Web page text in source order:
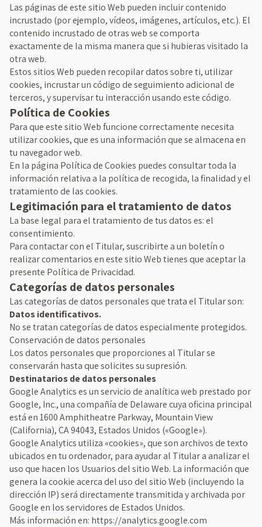
Las páginas de este sitio Web pueden incluir contenido
incrustado (por ejemplo, vídeos, imágenes, artículos, etc.). El
contenido incrustado de otras web se comporta
exactamente de la misma manera que si hubieras visitado la
otra web.
Estos sitios Web pueden recopilar datos sobre ti, utilizar
cookies, incrustar un código de seguimiento adicional de
terceros, y supervisar tu interacción usando este código.
Política de Cookies
Para que este sitio Web funcione correctamente necesita
utilizar cookies, que es una información que se almacena en
tu navegador web.
En la página Política de Cookies puedes consultar toda la
información relativa a la política de recogida, la finalidad y el
tratamiento de las cookies.
Legitimación para el tratamiento de datos
La base legal para el tratamiento de tus datos es: el
consentimiento.
Para contactar con el Titular, suscribirte a un boletín o
realizar comentarios en este sitio Web tienes que aceptar la
presente Política de Privacidad.
Categorías de datos personales
Las categorías de datos personales que trata el Titular son:
Datos identificativos.
No se tratan categorías de datos especialmente protegidos.
Conservación de datos personales
Los datos personales que proporciones al Titular se
conservarán hasta que solicites su supresión.
Destinatarios de datos personales
Google Analytics es un servicio de analítica web prestado por
Google, Inc., una compañía de Delaware cuya oficina principal
está en 1600 Amphitheatre Parkway, Mountain View
(California), CA 94043, Estados Unidos («Google»).
Google Analytics utiliza «cookies», que son archivos de texto
ubicados en tu ordenador, para ayudar al Titular a analizar el
uso que hacen los Usuarios del sitio Web. La información que
genera la cookie acerca del uso del sitio Web (incluyendo la
dirección IP) será directamente transmitida y archivada por
Google en los servidores de Estados Unidos.
Más información en: https://analytics.google.com